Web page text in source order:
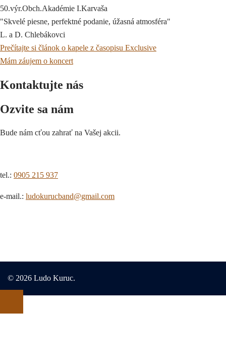
50.výr.Obch.Akadémie I.Karvaša
"Skvelé piesne, perfektné podanie, úžasná atmosféra"
L. a D. Chlebákovci
Prečítajte si článok o kapele z časopisu Exclusive
Mám záujem o koncert
Kontaktujte nás
Ozvite sa nám
Bude nám cťou zahrať na Vašej akcii.
tel.: 0905 215 937
e-mail.: ludokurucband@gmail.com
© 2026 Ludo Kuruc.